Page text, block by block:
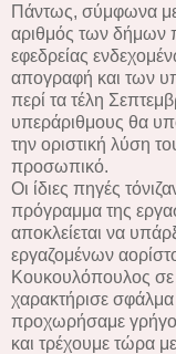
Πάντως, σύμφωνα
αριθμός των δήμων
εφεδρείας
απογραφή και των
περί τα τέλη
υπεράριθμους θα
την οριστική λύση
προσωπικό.
Οι ίδιες πηγές
πρόγραμμα της
αποκλείεται να
εργαζομένων
Κουκουλόπουλος σε
χαρακτήρισε σφάλμα
προχωρήσαμε
και τρέχουμε τώρα